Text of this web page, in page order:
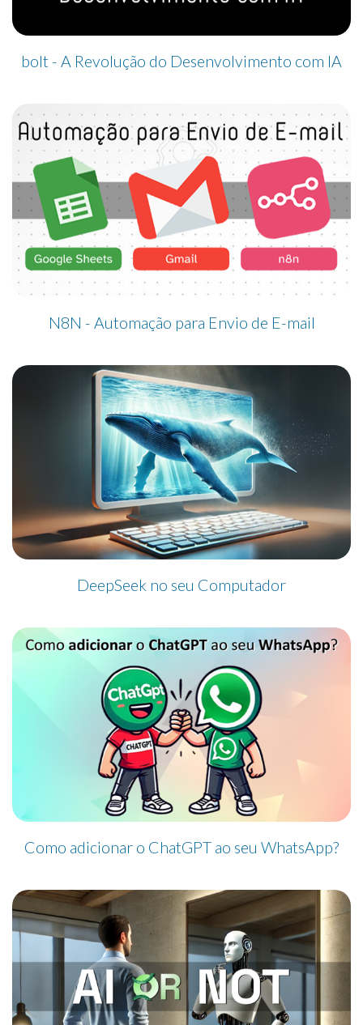
bolt - A Revolução do Desenvolvimento com IA
N8N - Automação para Envio de E-mail
DeepSeek no seu Computador
Como adicionar o ChatGPT ao seu WhatsApp?